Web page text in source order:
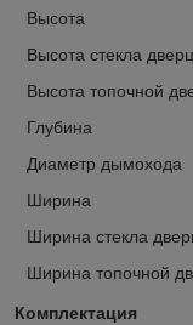
Высота
Высота стекла
Высота топочной
Глубина
Диаметр дымохода
Ширина
Ширина стекла
Ширина топочной
Комплектация